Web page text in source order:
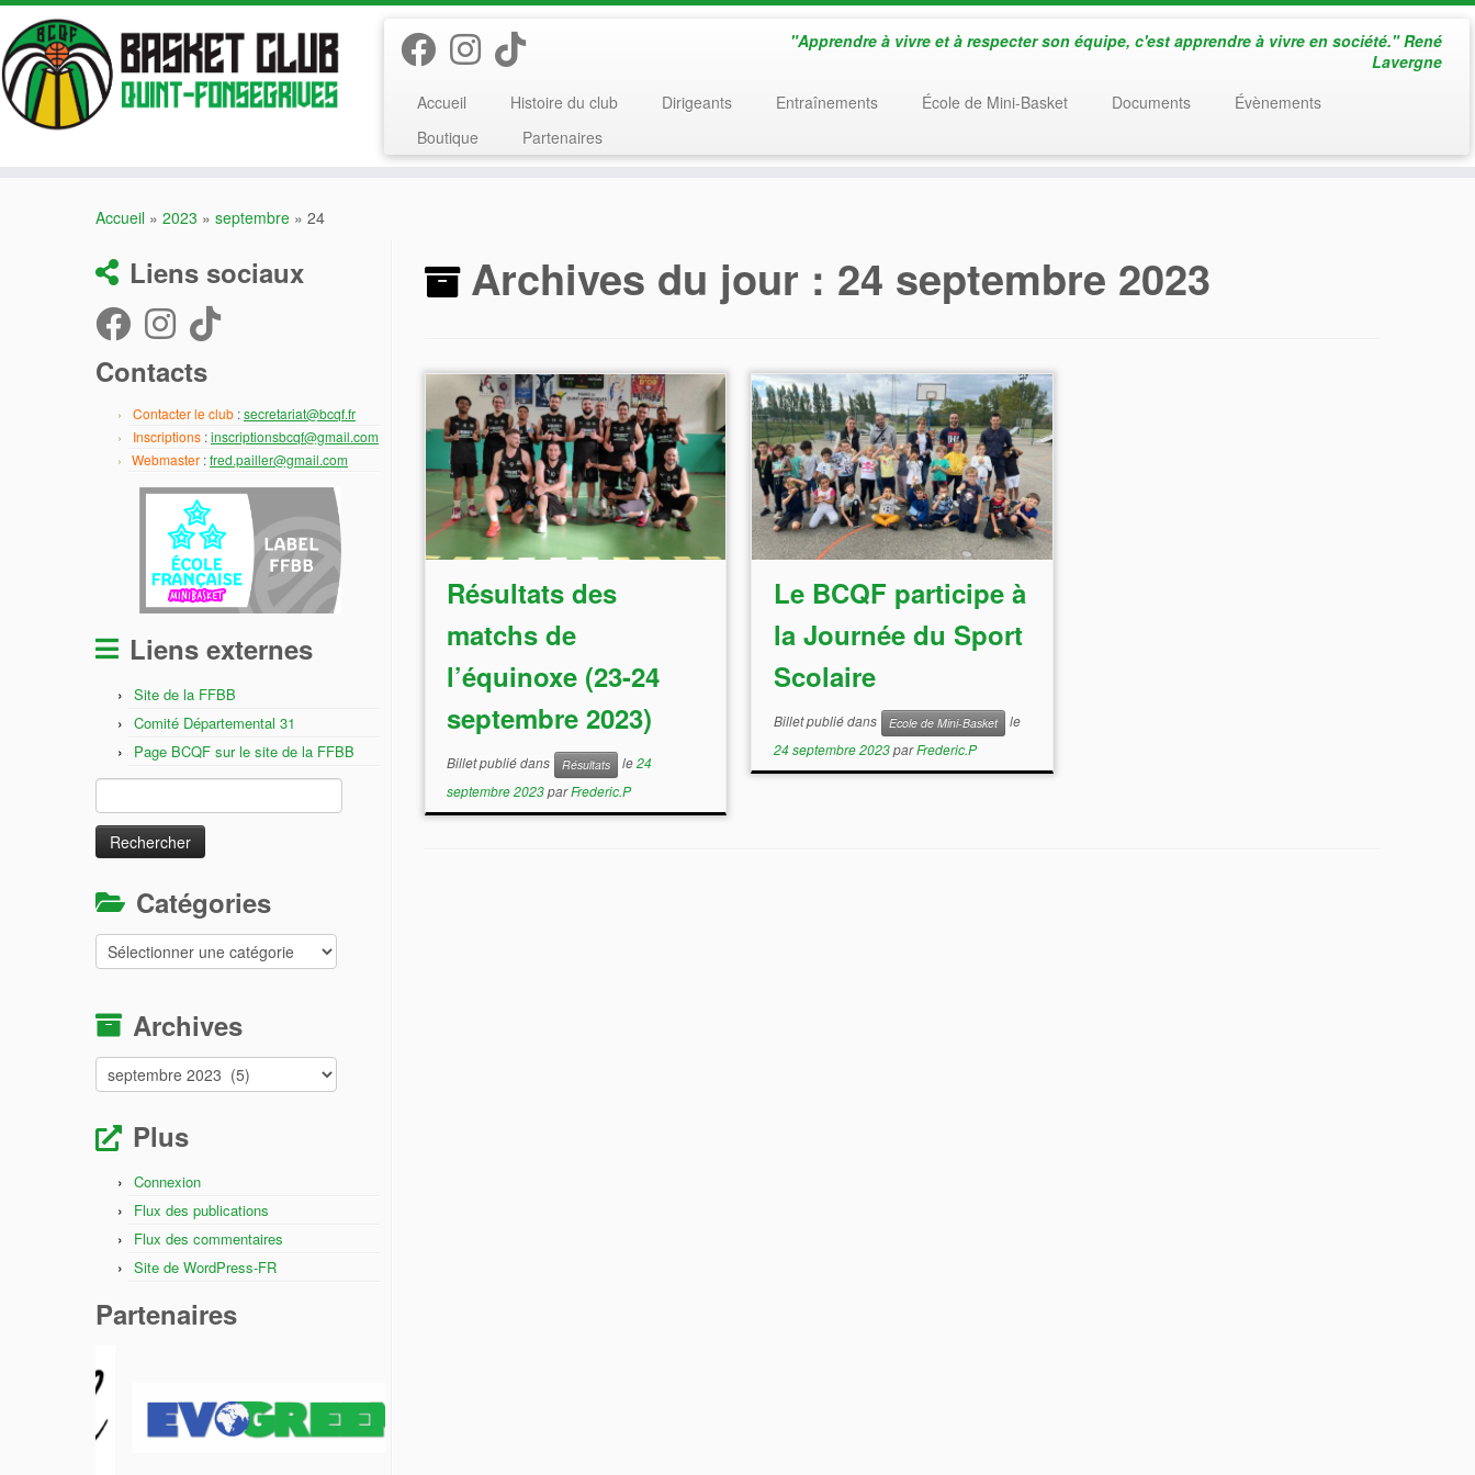
Passer
au
contenu
"Apprendre à vivre et à respecter son équipe, c'est apprendre à vivre en société." René
Lavergne
Accueil
Histoire du club Dirigeants Entraînements École de Mini-Basket Documents
Évènements
Boutique
Partenaires
Accueil » 2023 » septembre » 24
Liens sociaux
Contacts
Contacter le club :secretariat@bcqf.fr
Inscriptions :inscriptionsbcqf@gmail.com
Webmaster :fred.pailler@gmail.com
Liens externes
Site de la FFBB
Comité Départemental 31
Page BCQF sur le site de la FFBB
Catégories
Catégories
Archives
Archives
Plus
Connexion
Flux des publications
Flux des commentaires
Site de WordPress-FR
Partenaires
Archives du jour : 24 septembre 2023
Résultats des
matchs de
l’équinoxe (23-24
septembre 2023)
Billet publié dans Résultats le24
septembre 2023parFrederic.P
Le BCQF participe à
la Journée du Sport
Scolaire
Billet publié dans Ecole de Mini-Basket
le
24 septembre 2023 parFrederic.P